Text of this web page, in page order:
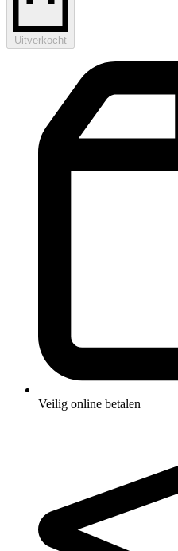
Uitverkocht
Veilig online betalen